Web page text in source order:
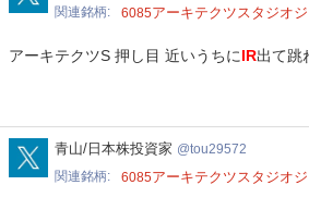
関連銘柄
6085アーキテクツスタジオ
アーキテクツS 押し目 近いうちにIR出て跳
tou29572
青山/日本株投資家 tou29572
関連銘柄
6085アーキテクツスタジオ